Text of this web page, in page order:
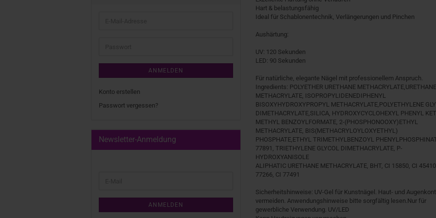
Hart & belastungsfähig
Ideal für Schablonentechnik, Verlängerungen und Pinchen
Aushärtung:
UV: 120 Sekunden
LED: 90 Sekunden
Für natürliche, elegante Nägel mit professionellem Anspruch.
Ingredients: POLYETHER URETHANE METHACRYLATE,URETHANE
METHACRYLATE, ISOPROPYLIDENEDIPHENYL
BISOXYHYDROXYPROPYL METHACRYLATE,POLYETHYLENE
DIMETHACRYLATE,SILICA, HYDROXYCYCLOHEXYL PHENYL
METHYL BENZOYLFORMATE, 2-(PHOSPHONOOXY)ETHYL
METHACRYLATE, BIS(METHACRYLOYLOXYETHYL)
PHOSPHATE,ETHYL TRIMETHYLBENZOYL
77891, TRIETHYLENE GLYCOL DIMETHACRYLATE, P-
HYDROXYANISOLE
ALIPHATIC URETHANE METHACRYLATE, BHT, CI 15850, CI
77266, CI 77491
Sicherheitshinweise: UV-Gel für Kunstnägel. Haut- und
vermeiden. Anwendungshinweise bitte sorgfältig lesen.Nur für
gewerbliche Verwendung. UV/LED
ANMELDEN
Konto erstellen
Passwort vergessen?
Newsletter-Anmeldung
ANMELDEN